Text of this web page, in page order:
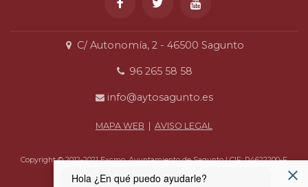
C/ Autonomía, 2 - 46500 Sagunto
96 265 58 58
info@aytosagunto.es
MAPA WEB AVISO LEGAL
Copyright © 2012-2021 Excmo. Ayuntamiento de Sagunto | CIF: P4622200-F